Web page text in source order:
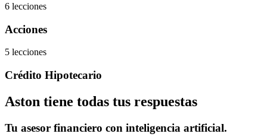
6 lecciones
Acciones
5 lecciones
Crédito Hipotecario
Aston tiene todas tus respuestas
Tu asesor financiero con inteligencia artificial.